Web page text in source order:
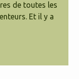
de toutes les
Et il y a